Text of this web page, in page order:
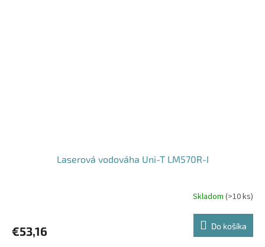
Laserová vodováha Uni-T LM570R-I
Skladom (>10 ks)
€53,16 Do košíka